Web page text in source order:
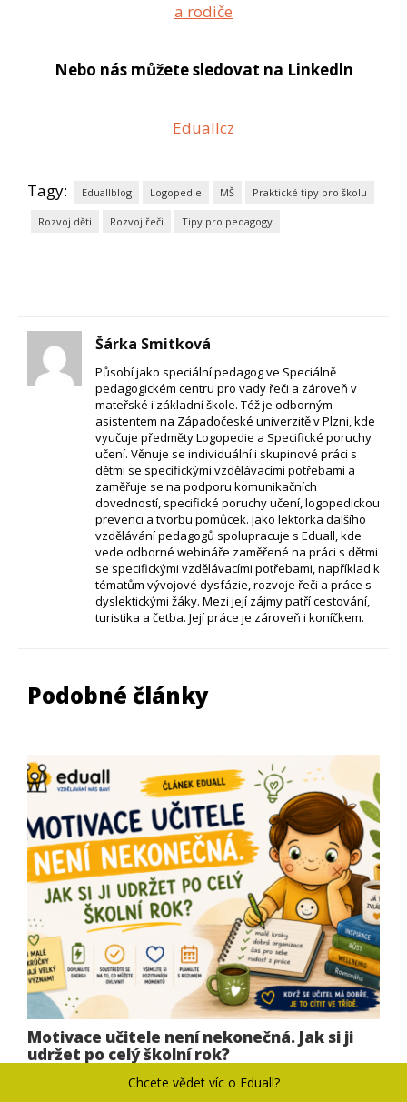
a rodiče
Nebo nás můžete sledovat na Linkedln
Eduallcz
Tagy: Eduallblog Logopedie MŠ Praktické tipy pro školu
Rozvoj děti Rozvoj řeči Tipy pro pedagogy
Šárka Smitková
Působí jako speciální pedagog ve Speciálně
pedagogickém centru pro vady řeči a zároveň v
mateřské i základní škole. Též je odborným
asistentem na Západočeské univerzitě v Plzni, kde
vyučuje předměty Logopedie a Specifické poruchy
učení. Věnuje se individuální i skupinové práci s
dětmi se specifickými vzdělávacími potřebami a
zaměřuje se na podporu komunikačních
dovedností, specifické poruchy učení, logopedickou
prevenci a tvorbu pomůcek. Jako lektorka dalšího
vzdělávání pedagogů spolupracuje s Eduall, kde
vede odborné webináře zaměřené na práci s dětmi
se specifickými vzdělávacími potřebami, například k
tématům vývojové dysfázie, rozvoje řeči a práce s
dyslektickými žáky. Mezi její zájmy patří cestování,
turistika a četba. Její práce je zároveň i koníčkem.
Podobné články
Motivace učitele není nekonečná. Jak si ji
udržet po celý školní rok?
Na začátku školního roku přichází většina pedagogů do
Chcete vědet víc o Eduall?